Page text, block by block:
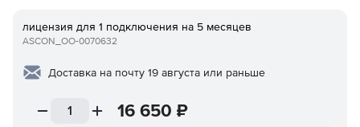
лицензия для 1 подключения на 5 месяцев
ASCON_ОО-0070632
Доставка на почту 19 августа или раньше
16 650 ₽